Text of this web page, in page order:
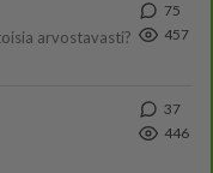
arvostavasti?
75
457
37
446